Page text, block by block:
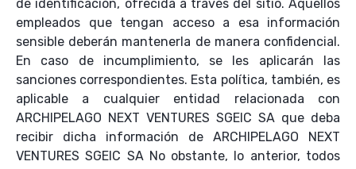
de identificación, ofrecida a través del sitio. Aquellos
empleados que tengan acceso a esa información
sensible deberán mantenerla de manera confidencial.
En caso de incumplimiento, se les aplicarán las
sanciones correspondientes. Esta política, también, es
aplicable a cualquier entidad relacionada con
ARCHIPELAGO NEXT VENTURES SGEIC SA que deba
recibir dicha información de ARCHIPELAGO NEXT
VENTURES SGEIC SA No obstante, lo anterior, todos